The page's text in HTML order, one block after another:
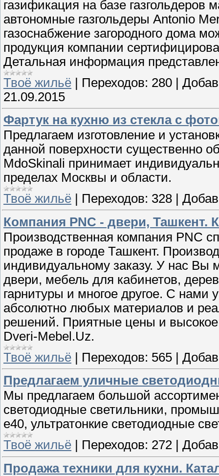
газификация на базе газгольдеров
автономные газгольдеры Antonio
газоснабжение загородного дома
продукция компании
Детальная информация
Твоё жильё | Переходов: 280 |
21.09.2015
Фартук на кухню из стекла с
Предлагаем изготовление и
данной поверхности существенно
MdoSkinali принимает
пределах Москвы и области.
Твоё жильё
Переходов: 328
Компания PNC - двери, Ташкент.
Производственная компания PNC
продаже в городе Ташкент.
индивидуальному заказу. У нас Вы
двери, мебель для кабинетов,
гарнитуры и многое другое. С нами
абсолютно любых материалов и
решений. Приятные цены и высокое
Dveri-Mebel.Uz.
Твоё жильё
Переходов: 565
Предлагаем уличные
Мы предлагаем большой
светодиодные светильники,
е40, ультратонкие светодиодные
Твоё жильё
Переходов: 272
Продажа техники для кухни.